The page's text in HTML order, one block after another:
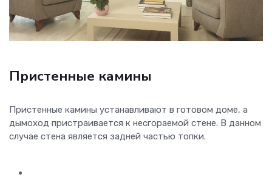
Пристенные камины
Пристенные камины устанавливают в готовом доме, а
дымоход пристраивается к несгораемой стене. В данном
случае стена является задней частью топки.